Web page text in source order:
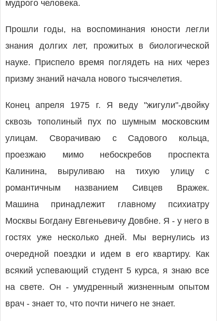
мудрого человека.
Прошли годы, на воспоминания юности легли
знания долгих лет, прожитых в биологической
науке. Приспело время поглядеть на них через
призму знаний начала нового тысячелетия.
Конец апреля 1975 г. Я веду "жигули"-двойку
сквозь тополиный пух по шумным московским
улицам. Сворачиваю с Садового кольца,
проезжаю мимо небоскребов проспекта
Калинина, выруливаю на тихую улицу с
романтичным названием Сивцев Вражек.
Машина принадлежит главному психиатру
Москвы Богдану Евгеньевичу Довбне. Я - у него в
гостях уже несколько дней. Мы вернулись из
очередной поездки и идем в его квартиру. Как
всякий успевающий студент 5 курса, я знаю все
на свете. Он - умудренный жизненным опытом
врач - знает то, что почти ничего не знает.